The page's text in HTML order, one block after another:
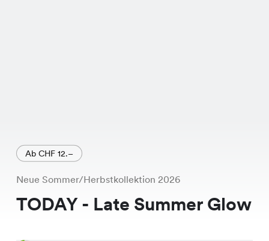
Ab CHF 12.–
Neue Sommer/Herbstkollektion 2026
TODAY - Late Summer Glow